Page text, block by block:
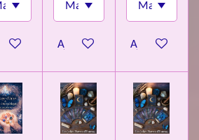
au panierAjouter au panierAjouter au